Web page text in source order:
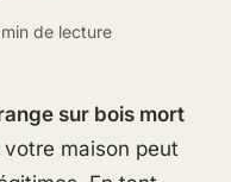
de lecture
sur bois mort
maison peut